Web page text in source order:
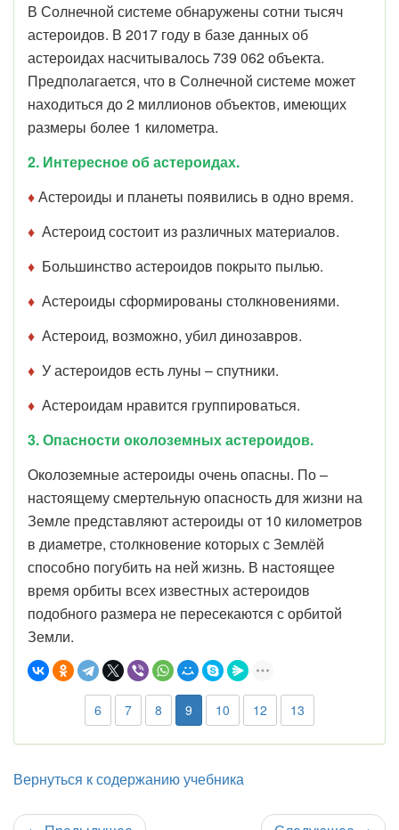
В Солнечной системе обнаружены сотни тысяч
астероидов. В 2017 году в базе данных об
астероидах насчитывалось 739 062 объекта.
Предполагается, что в Солнечной системе может
находиться до 2 миллионов объектов, имеющих
размеры более 1 километра.
2. Интересное об астероидах.
♦Астероиды и планеты появились в одно время.
♦ Астероид состоит из различных материалов.
♦ Большинство астероидов покрыто пылью.
♦ Астероиды сформированы столкновениями.
♦ Астероид, возможно, убил динозавров.
♦ У астероидов есть луны – спутники.
♦ Астероидам нравится группироваться.
3.Опасности околоземных астероидов.
Околоземные астероиды очень опасны. По –
настоящему смертельную опасность для жизни на
Земле представляют астероиды от 10 километров
в диаметре, столкновение которых с Землёй
способно погубить на ней жизнь. В настоящее
время орбиты всех известных астероидов
подобного размера не пересекаются с орбитой
Земли.
6 7 8 9 10 12 13
Вернуться к содержанию учебника